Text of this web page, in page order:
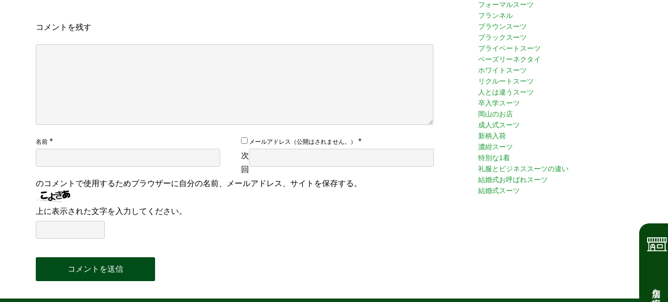
店舗を探す
コメントを残す
名前 * メールアドレス（公開はされません。）
*
次
回
のコメントで使用するためブラウザーに自分の名前、メールアドレス、サイトを保存する。
上に表示された文字を入力してください。
フォーマルスーツ
フランネル
ブラウンスーツ
ブラックスーツ
プライベートスーツ
ペーズリーネクタイ
ホワイトスーツ
リクルートスーツ
人とは違うスーツ
卒入学スーツ
岡山のお店
成人式スーツ
新柄入荷
濃紺スーツ
特別な1着
礼服とビジネススーツの違い
結婚式お呼ばれスーツ
結婚式スーツ